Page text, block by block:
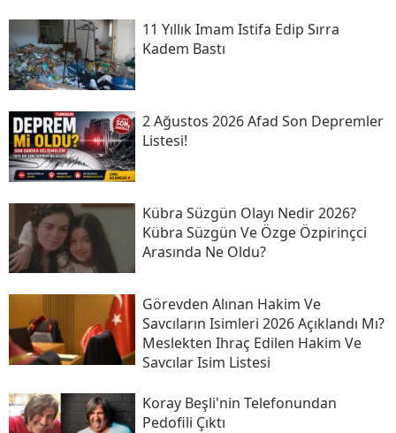
11 Yıllık Imam Istifa Edip Sırra
Kadem Bastı
2 Ağustos 2026 Afad Son Depremler
Listesi!
Kübra Süzgün Olayı Nedir 2026?
Kübra Süzgün Ve Özge Özpirinçci
Arasında Ne Oldu?
Görevden Alınan Hakim Ve
Savcıların Isimleri 2026 Açıklandı Mı?
Meslekten Ihraç Edilen Hakim Ve
Savcılar Isim Listesi
Koray Beşli'nin Telefonundan
Pedofili Çıktı